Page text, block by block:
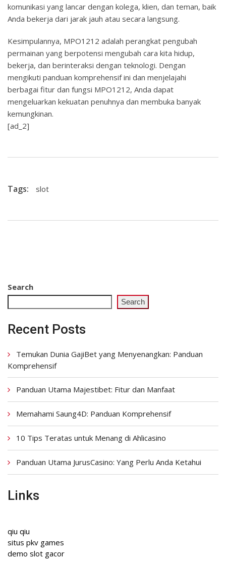
komunikasi yang lancar dengan kolega, klien, dan teman, baik
Anda bekerja dari jarak jauh atau secara langsung.
Kesimpulannya, MPO1212 adalah perangkat pengubah
permainan yang berpotensi mengubah cara kita hidup,
bekerja, dan berinteraksi dengan teknologi. Dengan
mengikuti panduan komprehensif ini dan menjelajahi
berbagai fitur dan fungsi MPO1212, Anda dapat
mengeluarkan kekuatan penuhnya dan membuka banyak
kemungkinan.
[ad_2]
Tags: slot
Search
Search
Recent Posts
Temukan Dunia GajiBet yang Menyenangkan: Panduan
Komprehensif
Panduan Utama Majestibet: Fitur dan Manfaat
Memahami Saung4D: Panduan Komprehensif
10 Tips Teratas untuk Menang di Ahlicasino
Panduan Utama JurusCasino: Yang Perlu Anda Ketahui
Links
qiu qiu
situs pkv games
demo slot gacor